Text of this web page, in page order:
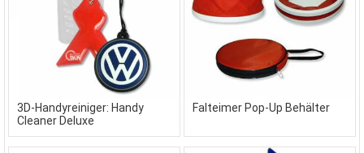
3D-Handyreiniger: Handy
Cleaner Deluxe
Falteimer Pop-Up Behälter